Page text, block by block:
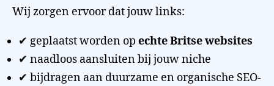
Wij zorgen ervoor dat jouw links:
✔ geplaatst worden op echte Britse websites
✔ naadloos aansluiten bij jouw niche
✔ bijdragen aan duurzame en organische SEO-